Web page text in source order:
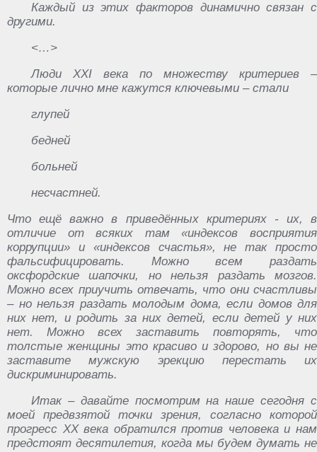
Каждый ‎из ‎этих ‎факторов ‎динамично‏ ‎связан ‎с‏
‎другими.
<…>
Люди‏ ‎XXI ‎века‏ ‎по ‎множеству ‎критериев ‎–
‎которые‏ ‎лично ‎мне‏ ‎кажутся‏ ‎ключевыми‏ ‎– ‎стали
глупей
бедней
больней
несчастней.
Что ‎ещё ‎важно‏ ‎в ‎приведённых‏ ‎критериях ‎-‏ ‎их,‏ ‎в‏
‎отличие ‎от ‎всяких ‎там ‎«индексов ‎восприятия
‎коррупции» ‎и ‎«индексов‏ ‎счастья»,‏ ‎не ‎так ‎просто
‎фальсифицировать.‏ ‎Можно ‎всем‏ ‎раздать
‎оксфордские‏ ‎шапочки,‏ ‎но‏ ‎нельзя ‎раздать‏ ‎мозгов.
‎Можно ‎всех ‎приучить‏ ‎отвечать, ‎что‏ ‎они‏ ‎счастливы‏
‎– ‎но ‎нельзя ‎раздать ‎молодым‏ ‎дома, ‎если ‎домов‏ ‎для‏
‎них ‎нет,‏ ‎и ‎родить ‎за ‎них‏ ‎детей, ‎если ‎детей‏ ‎у‏ ‎них
‎нет.‏ ‎Можно ‎всех‏ ‎заставить ‎повторять, ‎что
‎толстые ‎женщины‏ ‎это‏ ‎красиво‏ ‎и ‎здорово,‏ ‎но ‎вы‏ ‎не
‎заставите‏ ‎мужскую‏ ‎эрекцию ‎перестать‏ ‎их
‎дискриминировать.
Итак ‎– ‎давайте ‎посмотрим‏ ‎на ‎наше‏ ‎сегодня‏ ‎с‏
‎моей ‎предвзятой ‎точки ‎зрения,‏ ‎согласно ‎которой‏
‎прогресс ‎XX‏ ‎века‏ ‎обратился‏ ‎против ‎человека ‎и ‎нам
‎предстоят ‎десятилетия, ‎когда ‎мы ‎будем‏ ‎думать‏ ‎не